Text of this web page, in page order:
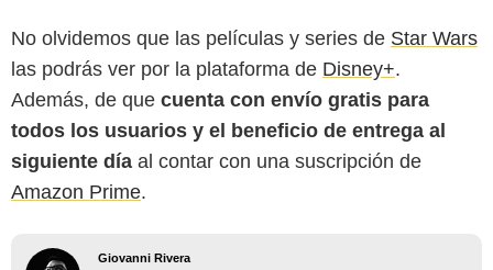
No olvidemos que las películas y series de Star Wars
las podrás ver por la plataforma de Disney+.
Además, de que cuenta con envío gratis para
todos los usuarios y el beneficio de entrega al
siguiente día al contar con una suscripción de
Amazon Prime.
Giovanni Rivera